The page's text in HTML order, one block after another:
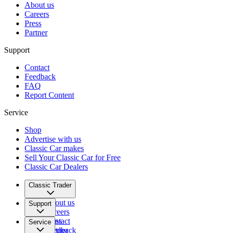
About us
Careers
Press
Partner
Support
Contact
Feedback
FAQ
Report Content
Service
Shop
Advertise with us
Classic Car makes
Sell Your Classic Car for Free
Classic Car Dealers
Classic Trader
About us
Careers
Press
Partner
Support
Contact
Feedback
Service